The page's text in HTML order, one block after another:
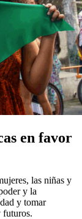
en favor
las niñas y
y la
y tomar
futuros.